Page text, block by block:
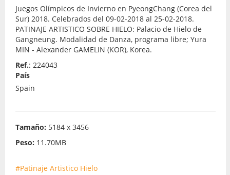
Juegos Olímpicos de Invierno en PyeongChang (Corea del
Sur) 2018. Celebrados del 09-02-2018 al 25-02-2018.
PATINAJE ARTISTICO SOBRE HIELO: Palacio de Hielo de
Gangneung. Modalidad de Danza, programa libre; Yura
MIN - Alexander GAMELIN (KOR), Korea.
Ref.: 224043
País
Spain
Tamaño: 5184 x 3456
Peso: 11.70MB
#Patinaje Artistico Hielo